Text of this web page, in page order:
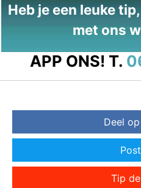
Heb je een leuke
met ons
APP ONS! T.
Deel
Tip